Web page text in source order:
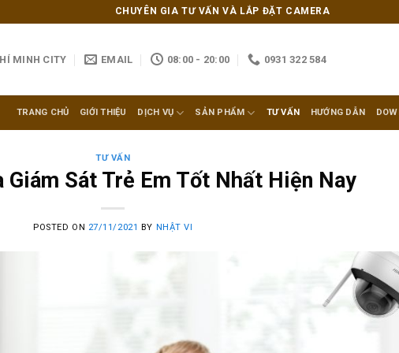
CHUYÊN GIA TƯ VẤN VÀ LẮP ĐẶT CAMERA
MINH CITY EMAIL 08:00 - 20:00 0931 322 584
TRANG CHỦ GIỚI THIỆU DỊCH VỤ SẢN PHẨM TƯ VẤN HƯỚNG DẪN
TƯ VẤN
Giám Sát Trẻ Em Tốt Nhất Hiện Nay
POSTED ON 27/11/2021 BY NHẬT VI